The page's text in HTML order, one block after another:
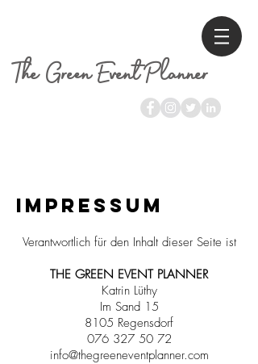
The Green Event Planner
IMPRESSUM
Verantwortlich für den Inhalt dieser Seite ist
THE GREEN EVENT PLANNER
Katrin Lüthy
Im Sand 15
8105 Regensdorf
076 327 50 72
info@thegreeneventplanner.com